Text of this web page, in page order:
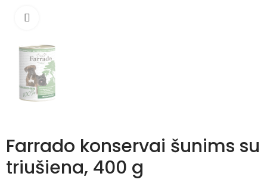
Farrado konservai šunims su
triušiena, 400 g